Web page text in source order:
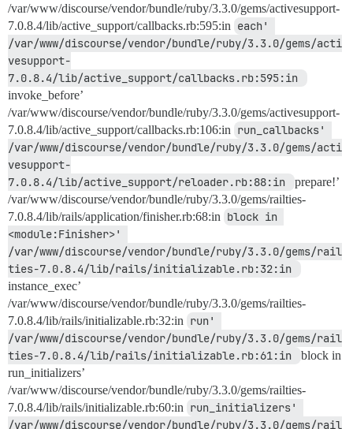
/var/www/discourse/vendor/bundle/ruby/3.3.0/gems/activesupport-
7.0.8.4/lib/active_support/callbacks.rb:595:in each'
/var/www/discourse/vendor/bundle/ruby/3.3.0/gems/acti
vesupport-
invoke_before’
/var/www/discourse/vendor/bundle/ruby/3.3.0/gems/activesupport-
7.0.8.4/lib/active_support/callbacks.rb:106:in run_callbacks'
/var/www/discourse/vendor/bundle/ruby/3.3.0/gems/acti
vesupport-
7.0.8.4/lib/active_support/reloader.rb:88:in
prepare!’
/var/www/discourse/vendor/bundle/ruby/3.3.0/gems/railties-
7.0.8.4/lib/rails/application/finisher.rb:68:in block in
<module:Finisher>'
/var/www/discourse/vendor/bundle/ruby/3.3.0/gems/rail
instance_exec’
/var/www/discourse/vendor/bundle/ruby/3.3.0/gems/railties-
7.0.8.4/lib/rails/initializable.rb:32:in run'
/var/www/discourse/vendor/bundle/ruby/3.3.0/gems/rail
ties-7.0.8.4/lib/rails/initializable.rb:61:in
block in
run_initializers’
/var/www/discourse/vendor/bundle/ruby/3.3.0/gems/railties-
7.0.8.4/lib/rails/initializable.rb:60:in run_initializers'
/var/www/discourse/vendor/bundle/ruby/3.3.0/gems/rail